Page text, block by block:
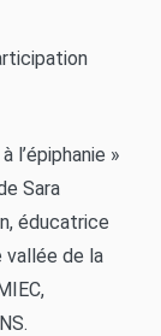
l’épiphanie »
Sara
éducatrice
vallée de la